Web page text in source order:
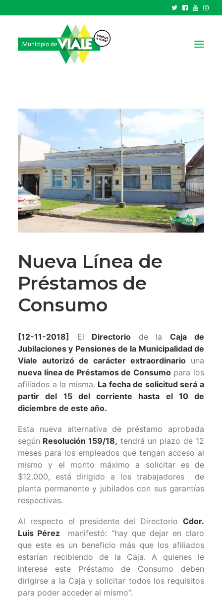
GOBIERNO
TRÁMITES Y SERVICIOS
CIUDAD
PARQUE INDUSTRIAL
RECAUDACIONES
Nueva Línea de
Préstamos de
Consumo
[12-11-2018] El Directoriode laCaja de
Jubilaciones y Pensiones de la Municipalidad de
Viale autorizó de carácter extraordinario una
nueva línea de Préstamos de Consumopara los
afiliados a la misma. La fecha de solicitud será a
partir del 15 del corriente hasta el 10 de
diciembre de este año.
Esta nueva alternativa de préstamo aprobada
según Resolución 159/18, tendrá un plazo de 12
meses para los empleados que tengan acceso al
mismo y el monto máximo a solicitar es de
$12.000, está dirigido a los trabajadores de
planta permanente y jubilados con sus garantías
respectivas.
Al respecto el presidente del Directorio Cdor.
Luis Pérez manifestó: “hay que dejar en claro
que este es un beneficio más que los afiliados
estarían recibiendo de la Caja. A quienes le
interese este Préstamo de Consumo deben
dirigirse a la Caja y solicitar todos los requisitos
para poder acceder al mismo”.